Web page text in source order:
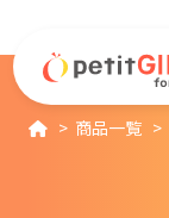
商品一覧